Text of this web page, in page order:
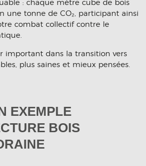
: chaque mètre cube de bois
une tonne de CO₂, participant ainsi
combat collectif contre le
important dans la transition vers
plus saines et mieux pensées.
EXEMPLE
BOIS